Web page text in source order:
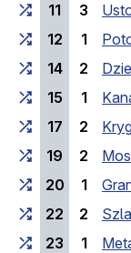
11
3
12
1
14
2
15
1
17
2
19
2
20
1
22
2
23
1